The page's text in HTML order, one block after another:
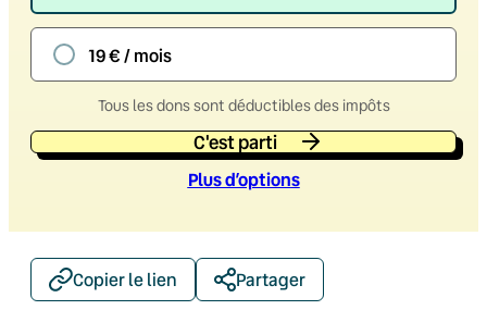
19 € / mois
Tous les dons sont déductibles des impôts
C'est parti
Plus d’options
Copier le lien Partager